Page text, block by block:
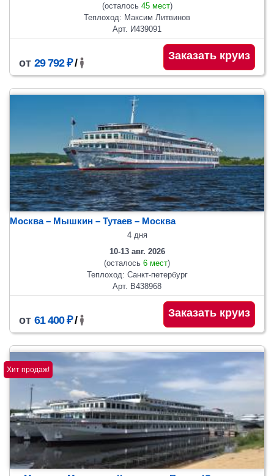
(осталось 45 мест)
Теплоход: Максим Литвинов
Арт. И439091
от 29 792 ₽/
Заказать круиз
Москва – Мышкин – Тутаев – Москва
4 дня
10-13 авг. 2026
(осталось 6 мест)
Теплоход: Санкт-петербург
Арт. В438968
от 61 400 ₽/
Заказать круиз
Хит продаж!